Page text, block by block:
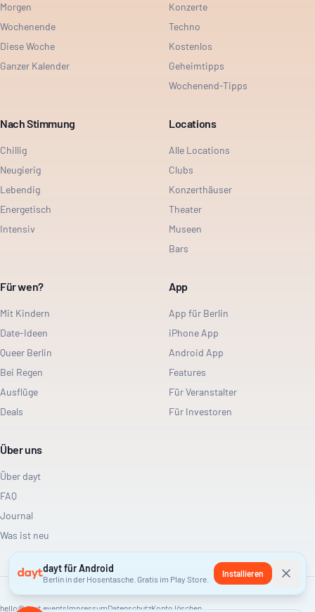
Morgen
Wochenende
Diese Woche
Ganzer Kalender
Konzerte
Techno
Kostenlos
Geheimtipps
Wochenend-Tipps
Nach Stimmung
Chillig
Neugierig
Lebendig
Energetisch
Intensiv
Locations
Alle Locations
Clubs
Konzerthäuser
Theater
Museen
Bars
Für wen?
Mit Kindern
Date-Ideen
Queer Berlin
Bei Regen
Ausflüge
Deals
App
App für Berlin
iPhone App
Android App
Features
Für Veranstalter
Für Investoren
Über uns
Über dayt
FAQ
Journal
Was ist neu
hello@dayt.eventsImpressumDatenschutzKonto löschen
dayt für Android
Berlin in der Hosentasche. Gratis im Play Store.
Installieren